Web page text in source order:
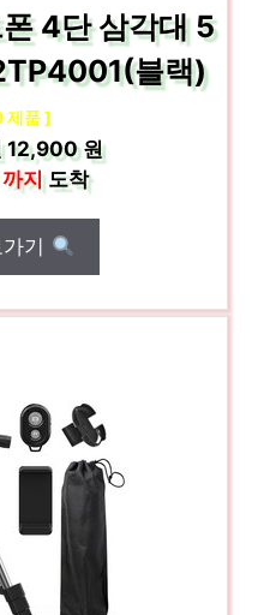
4단 삼각대 5
블랙)
제품 ]
12,900 원
까지도착
기